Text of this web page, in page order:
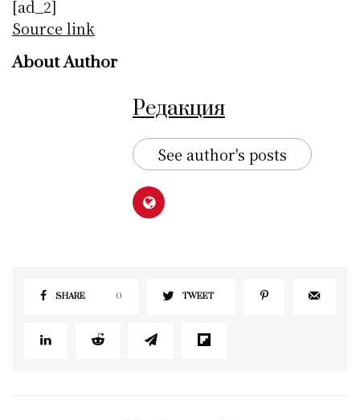
[ad_2]
Source link
About Author
Редакция
See author's posts
SHARE 0 TWEET